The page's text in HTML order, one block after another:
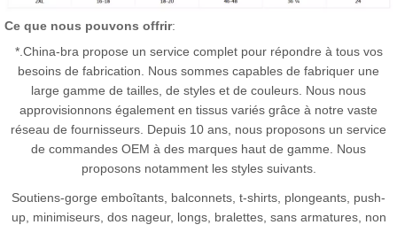
Ce que nous pouvons offrir:
*.China-bra propose un service complet pour répondre à tous vos
besoins de fabrication. Nous sommes capables de fabriquer une
large gamme de tailles, de styles et de couleurs. Nous nous
approvisionnons également en tissus variés grâce à notre vaste
réseau de fournisseurs. Depuis 10 ans, nous proposons un service
de commandes OEM à des marques haut de gamme. Nous
proposons notamment les styles suivants.
Soutiens-gorge emboîtants, balconnets, t-shirts, plongeants, push-
up, minimiseurs, dos nageur, longs, bralettes, sans armatures, non